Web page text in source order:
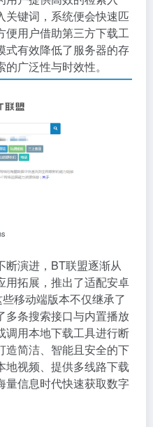
关键词，系统便会快速匹
便用户借助第三方下载工
式有效降低了服务器的存
广泛性与时效性。
断演进，BT联盟逐渐从
用拓展，推出了适配安卓
移动端版本不仅继承了
多条搜索接口与内置播放
调用本地下载工具进行断
造简洁、智能且安全的下
地视频、提供多线路下载
量信息时代快速获取数字